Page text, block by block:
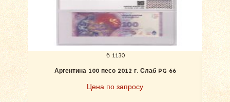
б 1130
Аргентина 100 песо 2012 г. Слаб PG 66
Цена по запросу